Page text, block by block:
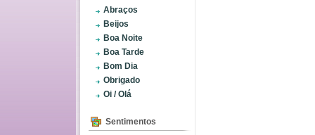
Abraços
Beijos
Boa Noite
Boa Tarde
Bom Dia
Obrigado
Oi / Olá
Sentimentos